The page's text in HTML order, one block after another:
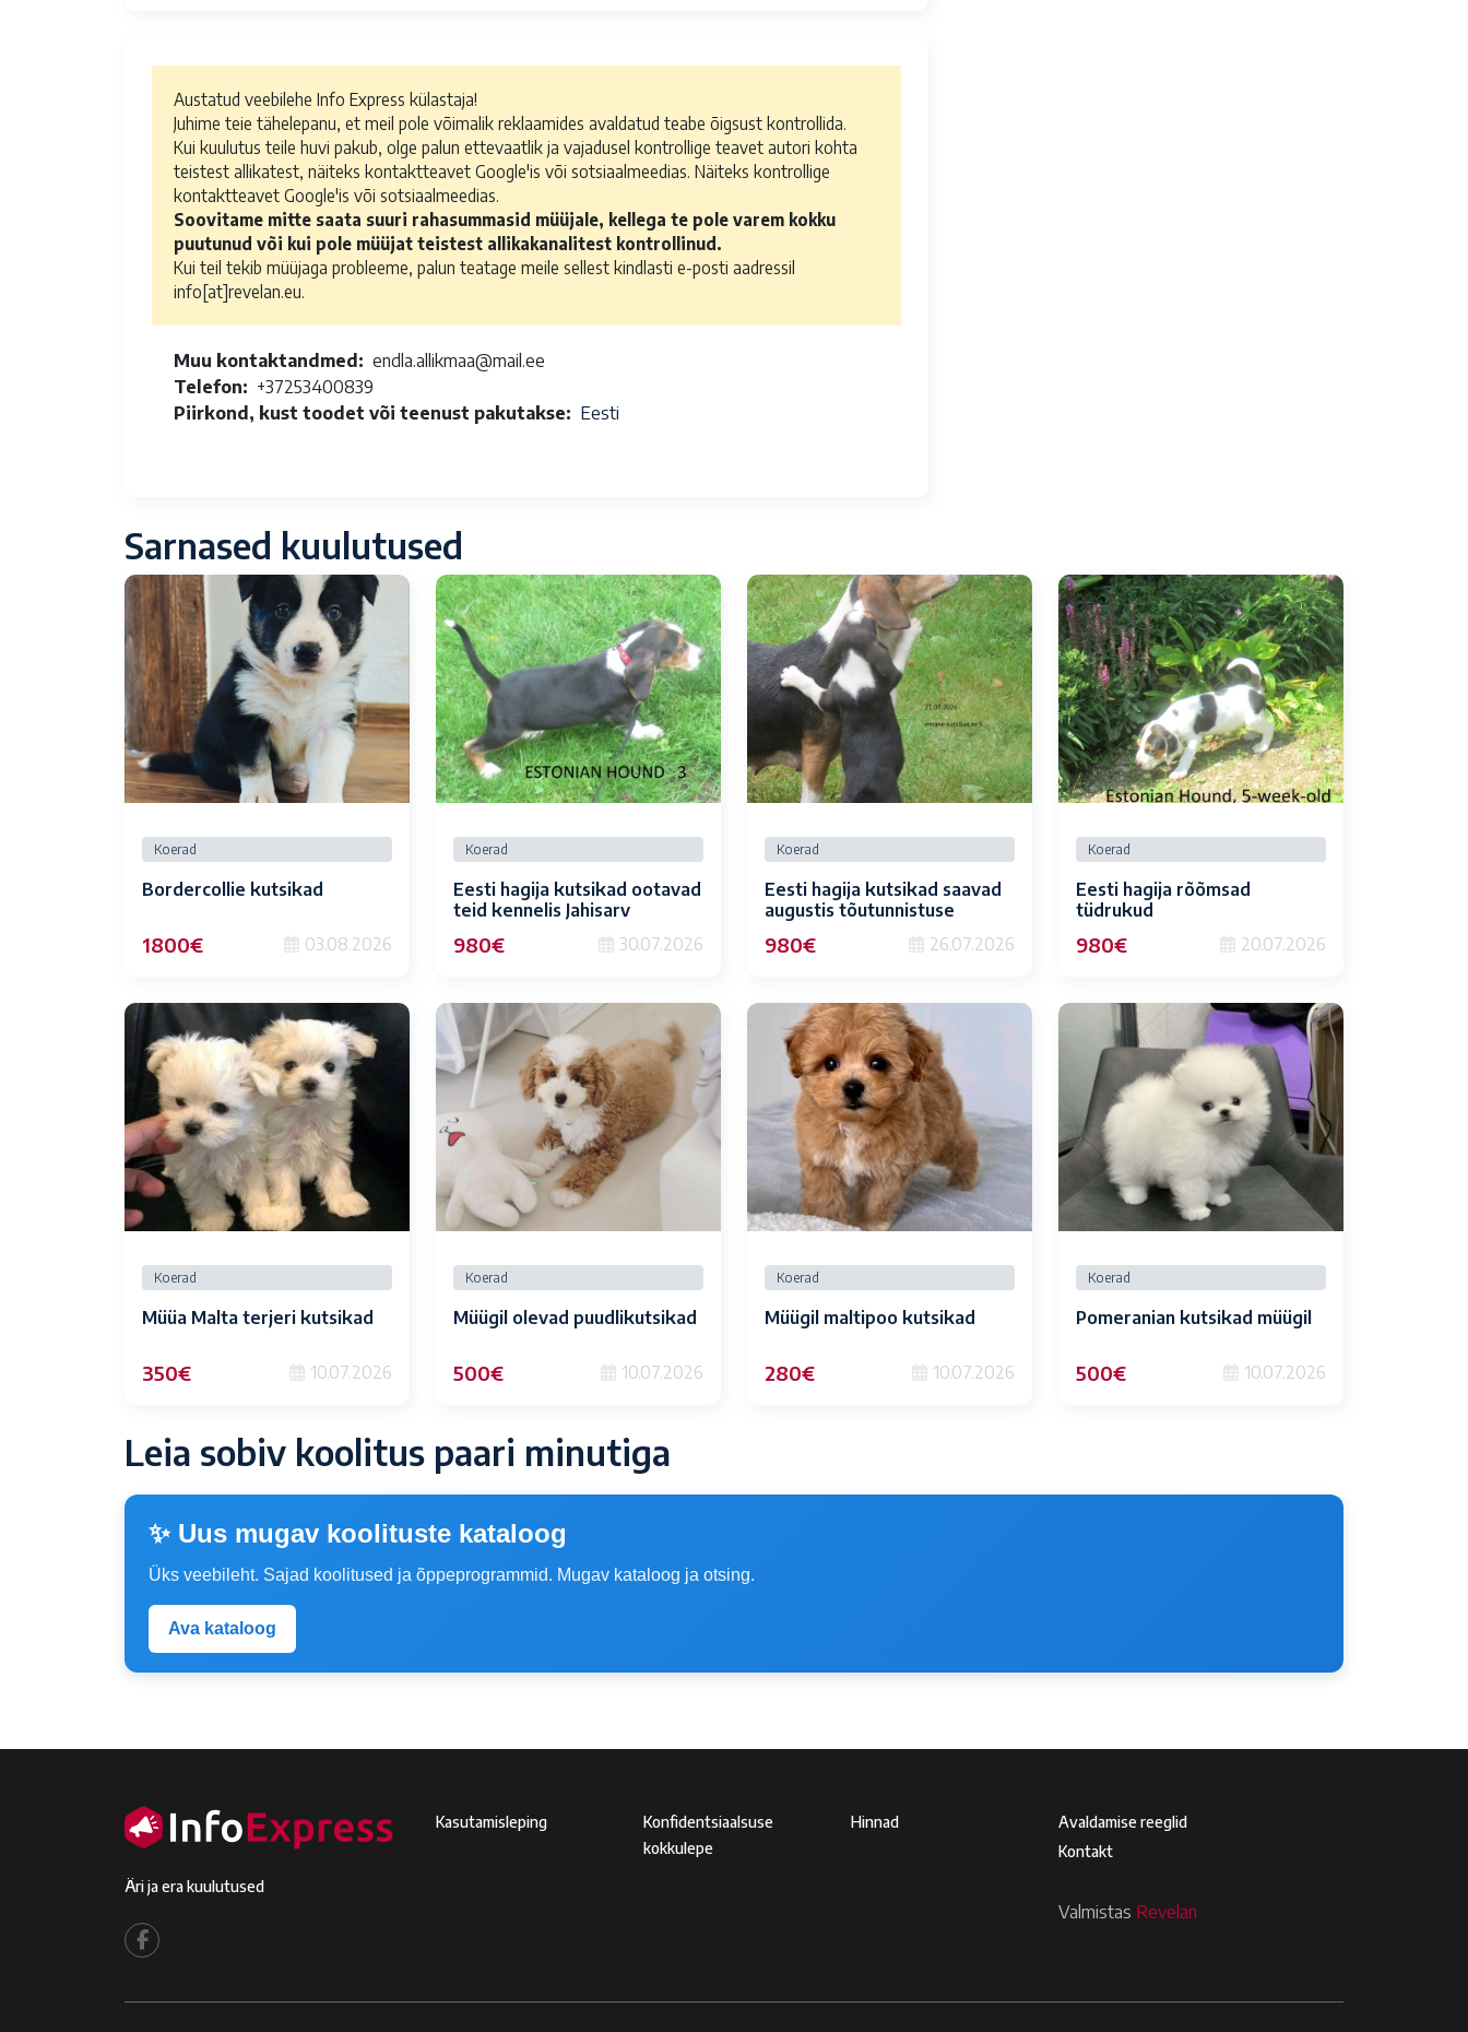
Austatud veebilehe Info Express külastaja!
Juhime teie tähelepanu, et meil pole võimalik reklaamides avaldatud teabe õigsust kontrollida.
Kui kuulutus teile huvi pakub, olge palun ettevaatlik ja vajadusel kontrollige teavet autori kohta
teistest allikatest, näiteks kontaktteavet Google'is või sotsiaalmeedias. Näiteks kontrollige
kontaktteavet Google'is või sotsiaalmeedias.
Soovitame mitte saata suuri rahasummasid müüjale, kellega te pole varem kokku
puutunud või kui pole müüjat teistest allikakanalitest kontrollinud.
Kui teil tekib müüjaga probleeme, palun teatage meile sellest kindlasti e-posti aadressil
info[at]revelan.eu.
Muu kontaktandmed
endla.allikmaa@mail.ee
Telefon
+37253400839
Piirkond, kust toodet või teenust pakutakse
Eesti
Sarnased kuulutused
Koerad
Bordercollie kutsikad
1800€ 03.08.2026
Koerad
Eesti hagija kutsikad ootavad
teid kennelis Jahisarv
980€ 30.07.2026
Koerad
Eesti hagija kutsikad saavad
augustis tõutunnistuse
980€ 26.07.2026
Koerad
Eesti hagija rõõmsad
tüdrukud
980€ 20.07.2026
Koerad
Müüa Malta terjeri kutsikad
350€ 10.07.2026
Koerad
Müügil olevad puudlikutsikad
500€ 10.07.2026
Koerad
Müügil maltipoo kutsikad
280€ 10.07.2026
Koerad
Pomeranian kutsikad müügil
500€ 10.07.2026
Leia sobiv koolitus paari minutiga
✨ Uus mugav koolituste kataloog
Üks veebileht. Sajad koolitused ja õppeprogrammid. Mugav kataloog ja otsing.
Ava kataloog
Äri ja era kuulutused
Footer menu
Kasutamisleping Footer2
Konfidentsiaalsuse
kokkulepe
Footer3
Hinnad Footer4
Avaldamise reeglid
Kontakt
Valmistas Revelan